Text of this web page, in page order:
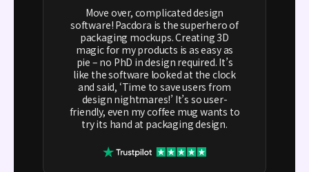
Move over, complicated design
software! Pacdora is the superhero of
packaging mockups. Creating 3D
magic for my products is as easy as
pie – no PhD in design required. It’s
like the software looked at the clock
and said, ‘Time to save users from
design nightmares!’ It’s so user-
friendly, even my coffee mug wants to
try its hand at packaging design.